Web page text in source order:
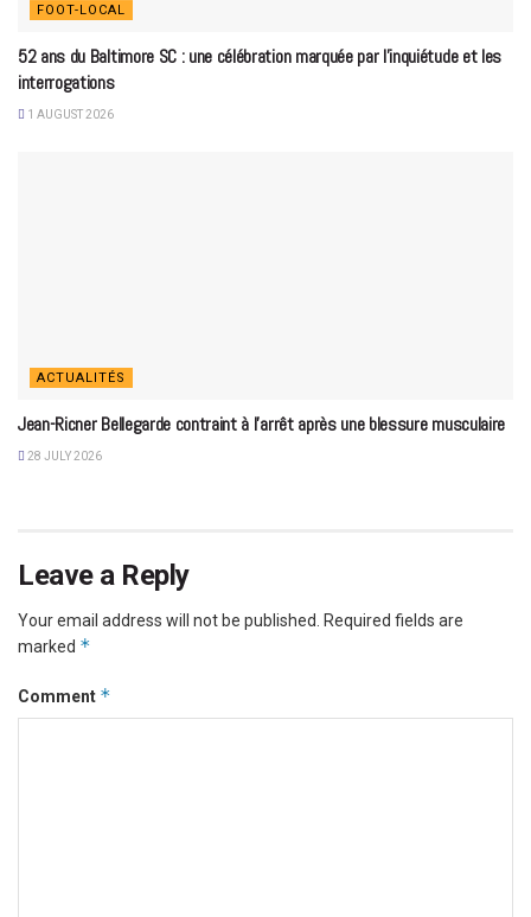
FOOT-LOCAL
52 ans du Baltimore SC : une célébration marquée par l’inquiétude et les
interrogations
1 AUGUST 2026
ACTUALITÉS
Jean-Ricner Bellegarde contraint à l’arrêt après une blessure musculaire
28 JULY 2026
Leave a Reply
Your email address will not be published.
Required fields are
marked *
Comment *